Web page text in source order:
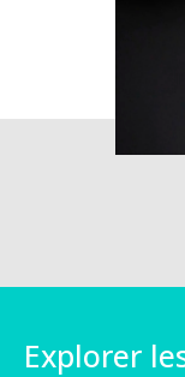
Explorer